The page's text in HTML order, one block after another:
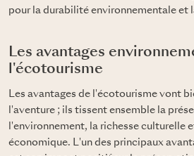
pour la durabilité environnementale et
Les avantages
l'écotourisme
Les avantages de l'écotourisme vont
l'aventure ; ils tissent ensemble la
l'environnement, la richesse culturelle
économique. L'un des principaux